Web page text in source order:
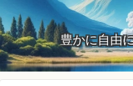
豊かに自由